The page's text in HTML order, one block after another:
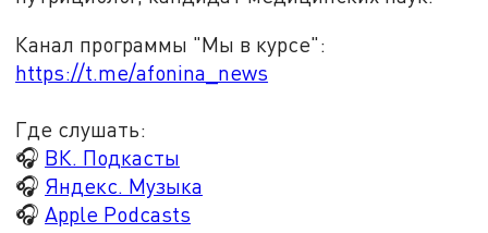
Канал программы "Мы в курсе":
https://t.me/afonina_news
Где слушать:
🎧 ВК. Подкасты
🎧 Яндекс. Музыка
🎧Apple Podcasts